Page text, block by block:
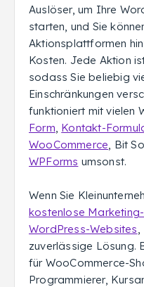
Auslöser, um Ihre
starten, und Sie
Aktionsplattformen
Kosten. Jede Aktion
sodass Sie beliebig
Einschränkungen
funktioniert mit vielen
Form, Kontakt-
WooCommerce, Bit
WPForms umsonst.
Wenn Sie
kostenlose
WordPress-Websites,
zuverlässige Lösung.
für WooCommerce-
Programmierer,